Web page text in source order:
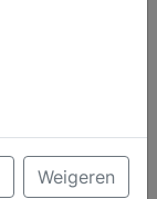
Weigeren